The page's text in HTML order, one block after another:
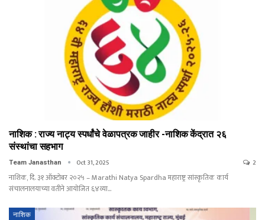
नाशिक : राज्य नाट्य स्पर्धांचे वेळापत्रक जाहीर -नाशिक केंद्रात २६
संस्थांचा सहभाग
Team Janasthan Oct 31, 2025 2
नाशिक, दि. ३१ ऑक्टोबर २०२५ – Marathi Natya Spardha महाराष्ट्र सांस्कृतिक कार्य
संचालनालयाच्या वतीने आयोजित ६४व्या…
नाशिक